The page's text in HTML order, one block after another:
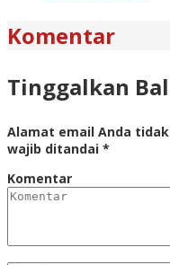
Komentar
Tinggalkan
Alamat email Anda
wajib ditandai *
Komentar